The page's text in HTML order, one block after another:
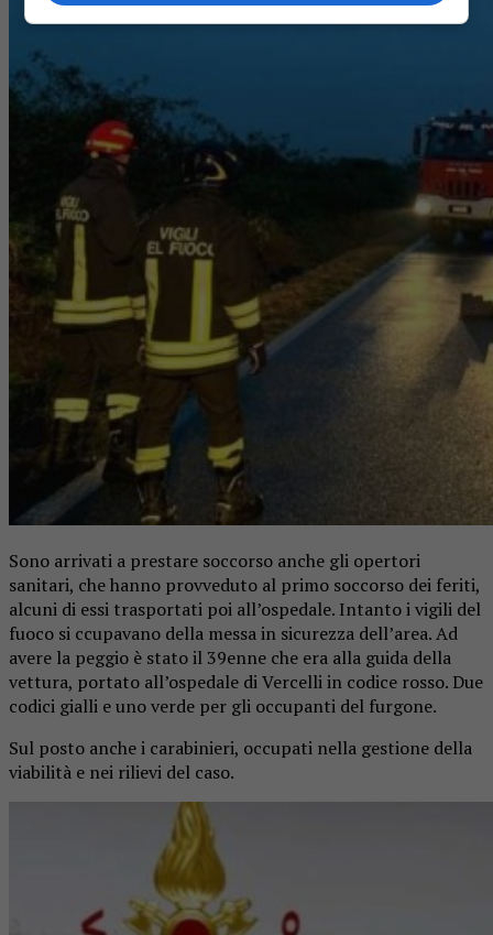
Sono arrivati a prestare soccorso anche gli opertori
sanitari, che hanno provveduto al primo soccorso dei feriti,
alcuni di essi trasportati poi all’ospedale. Intanto i vigili del
fuoco si ccupavano della messa in sicurezza dell’area. Ad
avere la peggio è stato il 39enne che era alla guida della
vettura, portato all’ospedale di Vercelli in codice rosso. Due
codici gialli e uno verde per gli occupanti del furgone.
Sul posto anche i carabinieri, occupati nella gestione della
viabilità e nei rilievi del caso.